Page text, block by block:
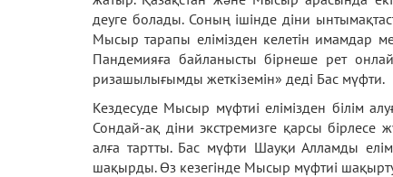
деуге болады. Соның ішінде діни
Мысыр тарапы елімізден келетін имамдар
Пандемияға байланысты бірнеше рет
ризашылығымды жеткіземін» деді Бас мүфти.
Кездесуде Мысыр мүфтиі елімізден білім
Сондай-ақ діни экстремизге қарсы бірлесе
алға тартты. Бас мүфти Шауқи Алламды
шақырды. Өз кезегінде Мысыр мүфтиі